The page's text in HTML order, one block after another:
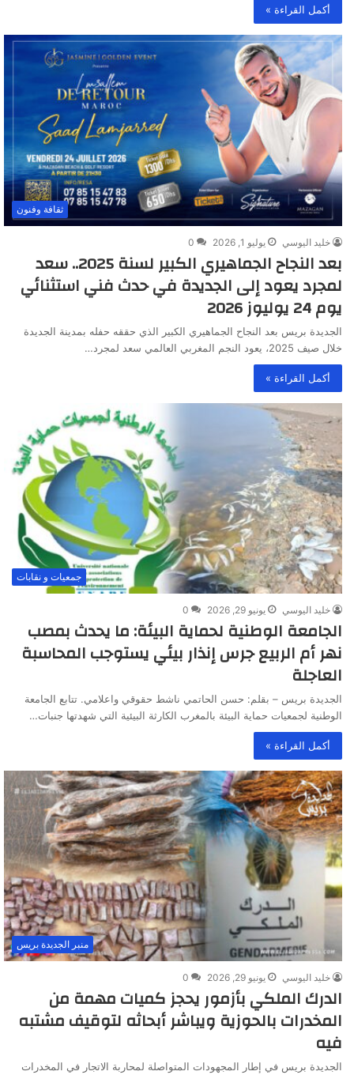
أكمل القراءة »
ثقافة وفنون
خليد اليوسي يوليو 1, 2026 0
بعد النجاح الجماهيري الكبير لسنة 2025.. سعد
لمجرد يعود إلى الجديدة في حدث فني استثنائي
يوم 24 يوليوز 2026
الجديدة بريس بعد النجاح الجماهيري الكبير الذي حققه حفله بمدينة الجديدة
خلال صيف 2025، يعود النجم المغربي العالمي سعد لمجرد…
أكمل القراءة »
جمعيات و نقابات
خليد اليوسي يونيو 29, 2026 0
الجامعة الوطنية لحماية البيئة: ما يحدث بمصب
نهر أم الربيع جرس إنذار بيئي يستوجب المحاسبة
العاجلة
الجديدة بريس – بقلم: حسن الحاتمي ناشط حقوقي واعلامي. تتابع الجامعة
الوطنية لجمعيات حماية البيئة بالمغرب الكارثة البيئية التي شهدتها جنبات…
أكمل القراءة »
منبر الجديدة بريس
خليد اليوسي يونيو 29, 2026 0
الدرك الملكي بأزمور يحجز كميات مهمة من
المخدرات بالحوزية ويباشر أبحاثه لتوقيف مشتبه
فيه
الجديدة بريس في إطار المجهودات المتواصلة لمحاربة الاتجار في المخدرات